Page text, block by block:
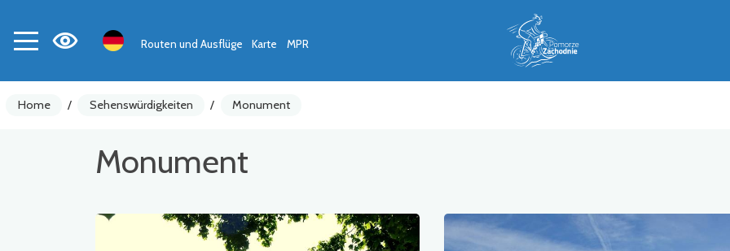
Routen und Ausflüge Karte MPR
Home / Sehenswürdigkeiten / Monument
Monument